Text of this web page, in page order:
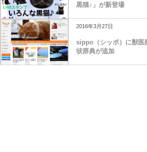
黒猫♪」が新登場
2016年3月27日
sippo（シッポ）に獣医
状辞典が追加